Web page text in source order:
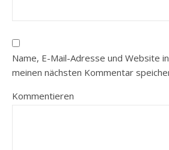
Name, E-Mail-Adresse und Website
meinen nächsten Kommentar
Kommentieren